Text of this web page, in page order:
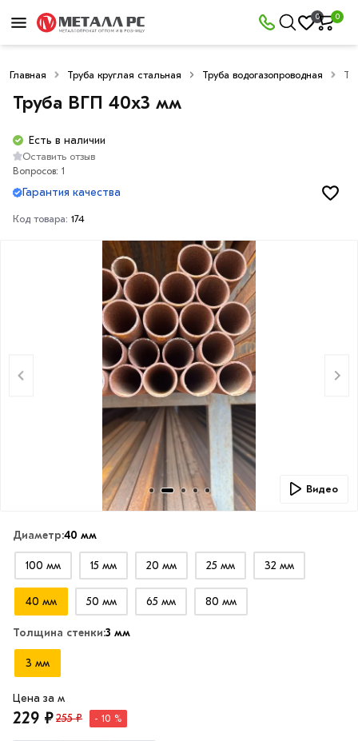
0 0
Главная Труба круглая стальная Труба водогазопроводная
Труба ВГП 40х3 мм
Есть в наличии
Оставить отзыв
Вопросов: 1
Гарантия качества
Код товара: 174
Видео
Диаметр:40 мм
100 мм 15 мм 20 мм 25 мм 32 мм
40 мм 50 мм 65 мм 80 мм
Толщина стенки:3 мм
3 мм
Цена за м
229 ₽255 ₽ - 10 %